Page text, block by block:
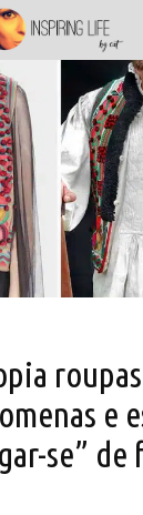
roupas
e
se” de